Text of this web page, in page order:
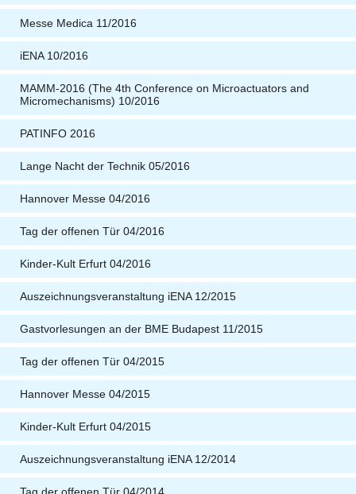
Messe Medica 11/2016
iENA 10/2016
MAMM-2016 (The 4th Conference on Microactuators and
Micromechanisms) 10/2016
PATINFO 2016
Lange Nacht der Technik 05/2016
Hannover Messe 04/2016
Tag der offenen Tür 04/2016
Kinder-Kult Erfurt 04/2016
Auszeichnungsveranstaltung iENA 12/2015
Gastvorlesungen an der BME Budapest 11/2015
Tag der offenen Tür 04/2015
Hannover Messe 04/2015
Kinder-Kult Erfurt 04/2015
Auszeichnungsveranstaltung iENA 12/2014
Tag der offenen Tür 04/2014